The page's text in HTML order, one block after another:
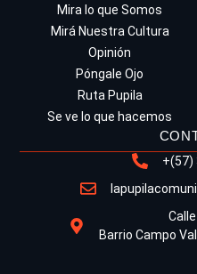
Mira lo que Somos
Mirá Nuestra Cultura
Opinión
Póngale Ojo
Ruta Pupila
Se ve lo que hacemos
+(57)
Barrio Campo